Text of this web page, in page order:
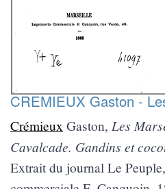
CREMIEUX Gaston -
Crémieux Gaston, Les
Cavalcade. Gandins et
Extrait du journal Le